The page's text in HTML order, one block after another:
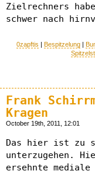
Zielrechners
schwer nach
0zapftis | Bespitzelung |
Frank
Kragen
October 19th, 2011, 12:01
Das hier ist zu
unterzugehen.
ersehnte